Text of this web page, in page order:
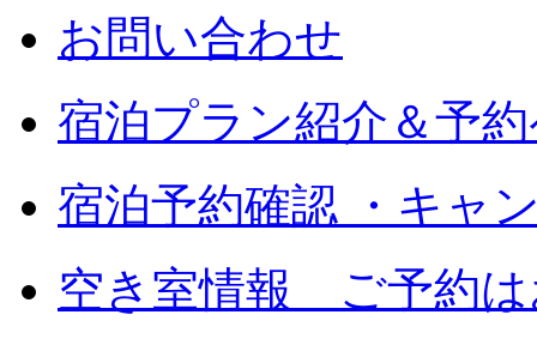
お問い合わせ
宿泊プラン紹介＆予
宿泊予約確認 ・キャ
空き室情報 ご予約は